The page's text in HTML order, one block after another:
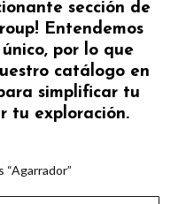
sección de
Entendemos
por lo que
catálogo en
simplificar tu
tu exploración.